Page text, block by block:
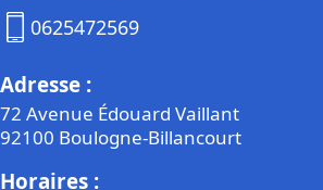
0625472569
Adresse :
72 Avenue Édouard Vaillant
92100 Boulogne-Billancourt
Horaires :